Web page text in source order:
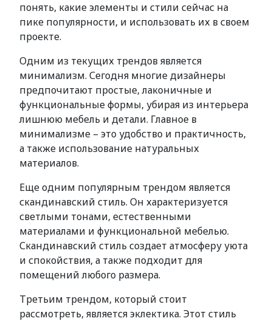
понять, какие элементы и стили сейчас на
пике популярности, и использовать их в своем
проекте.
Одним из текущих трендов является
минимализм. Сегодня многие дизайнеры
предпочитают простые, лаконичные и
функциональные формы, убирая из интерьера
лишнюю мебель и детали. Главное в
минимализме – это удобство и практичность,
а также использование натуральных
материалов.
Еще одним популярным трендом является
скандинавский стиль. Он характеризуется
светлыми тонами, естественными
материалами и функциональной мебелью.
Скандинавский стиль создает атмосферу уюта
и спокойствия, а также подходит для
помещений любого размера.
Третьим трендом, который стоит
рассмотреть, является эклектика. Этот стиль